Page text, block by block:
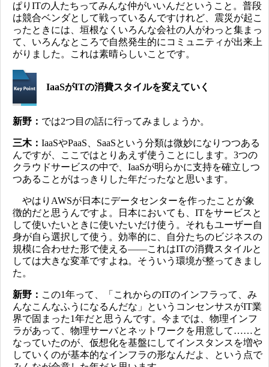
ぱりITの人たちってみんな仲がいいんだということ。普段
は競合ベンダとして戦っているんですけれど、震災が起こ
ったときには、垣根なくいろんな会社の人がわっと集まっ
て、いろんなところで自然発生的にコミュニティが出来上
がり ました。これは素晴らしいことです。
IaaSがITの消費スタイルを変えていく
新野： では2つ目の話に行ってみましょうか。
三木： IaaSやPaaS、SaaSという分類は微妙になりつつある
んですが、ここではとりあえず使うことにします。3つの
クラウドサービスの中で、IaaSが明らかに支持を確立しつ
つあることがはっきりした年だったなと思います。
やはりAWSが日本にデータセンターを作ったことが象
徴的だと思うんですよ。日本においても、ITをサービスと
して使いたいときに使いたいだけ使う。それもユーザー自
身が自ら選択して使う。効率的に、自分たちのビジネスの
規模に合わせた形で使える――これはITの消費スタイルと
しては大きな変革ですよね。そういう環境が整ってきまし
た。
新野： この1年って、「これからのITのインフラって、み
んなこんなふうになるんだな」というコンセンサスがIT業
界で固まった1年だと思うんです。今までは、物理インフ
ラがあって、物理サーバとネットワークを用意して……と
なっていたのが、仮想化を基盤にしてインスタンスを増や
していくのが基本的なインフラの形なんだよ、という点で